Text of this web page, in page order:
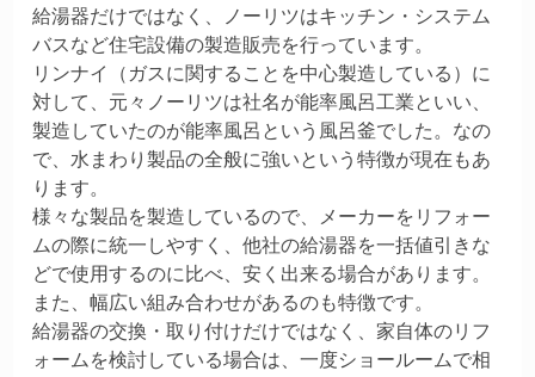
給湯器だけではなく、ノーリツはキッチン・システム
バスなど住宅設備の製造販売を行っています。
リンナイ（ガスに関することを中心製造している）に
対して、元々ノーリツは社名が能率風呂工業といい、
製造していたのが能率風呂という風呂釜でした。なの
で、水まわり製品の全般に強いという特徴が現在もあ
ります。
様々な製品を製造しているので、メーカーをリフォー
ムの際に統一しやすく、他社の給湯器を一括値引きな
どで使用するのに比べ、安く出来る場合があります。
また、幅広い組み合わせがあるのも特徴です。
給湯器の交換・取り付けだけではなく、家自体のリフ
ォームを検討している場合は、一度ショールームで相